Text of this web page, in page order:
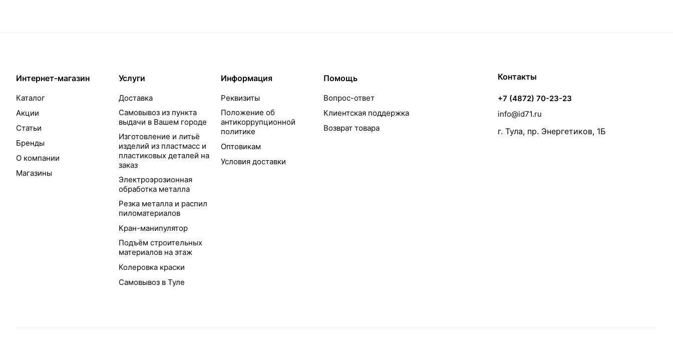
Интернет-магазин
Каталог
Акции
Статьи
Бренды
О компании
Магазины
Услуги
Доставка
Самовывоз из пункта
выдачи в Вашем городе
Изготовление и литьё
изделий из пластмасс и
пластиковых деталей на
заказ
Электроэрозионная
обработка металла
Резка металла и распил
пиломатериалов
Кран-манипулятор
Подъём строительных
материалов на этаж
Колеровка краски
Самовывоз в Туле
Информация
Реквизиты
Положение об
антикоррупционной
политике
Оптовикам
Условия доставки
Помощь
Вопрос-ответ
Клиентская поддержка
Возврат товара
Контакты
+7 (4872) 70-23-23
info@id71.ru
г. Тула, пр. Энергетиков, 1Б